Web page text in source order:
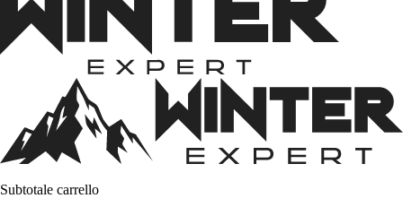
Subtotale carrello